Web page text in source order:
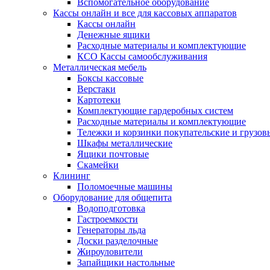
Вспомогательное оборудование
Кассы онлайн и все для кассовых аппаратов
Кассы онлайн
Денежные ящики
Расходные материалы и комплектующие
КСО Кассы самообслуживания
Металлическая мебель
Боксы кассовые
Верстаки
Картотеки
Комплектующие гардеробных систем
Расходные материалы и комплектующие
Тележки и корзинки покупательские и
Шкафы металлические
Ящики почтовые
Скамейки
Клининг
Поломоечные машины
Оборудование для общепита
Водоподготовка
Гастроемкости
Генераторы льда
Доски разделочные
Жироуловители
Запайщики настольные